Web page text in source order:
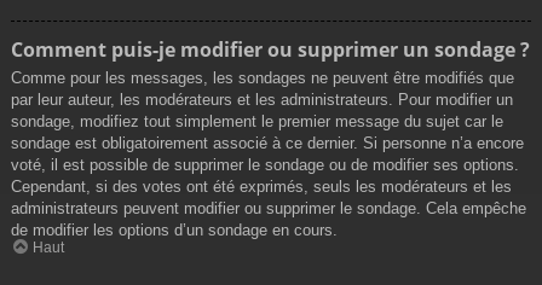
Comment puis-je modifier ou supprimer un sondage ?
Comme pour les messages, les sondages ne peuvent être modifiés que
par leur auteur, les modérateurs et les administrateurs. Pour modifier un
sondage, modifiez tout simplement le premier message du sujet car le
sondage est obligatoirement associé à ce dernier. Si personne n’a encore
voté, il est possible de supprimer le sondage ou de modifier ses options.
Cependant, si des votes ont été exprimés, seuls les modérateurs et les
administrateurs peuvent modifier ou supprimer le sondage. Cela empêche
de modifier les options d’un sondage en cours.
Haut